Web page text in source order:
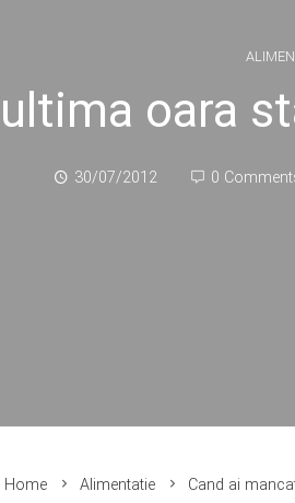
oara
30/07/2012 0
Home Alimentatie Cand ai